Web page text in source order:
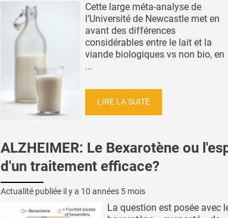
Cette large méta-analyse de
l’Université de Newcastle met en
avant des différences
considérables entre le lait et la
viande biologiques vs non bio, en
...
LIRE LA SUITE
ALZHEIMER: Le Bexarotène ou
d'un traitement efficace?
Actualité publiée il y a 10 années 5 mois
La question est posée avec